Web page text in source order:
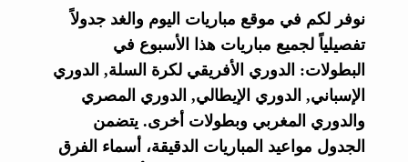
نوفر لكم في موقع مباريات اليوم والغد جدولاً
تفصيلياً لجميع مباريات هذا الأسبوع في
البطولات: الدوري الأفريقي لكرة السلة, الدوري
الإسباني, الدوري الإيطالي, الدوري المصري
والدوري المغربي وبطولات أخرى. يتضمن
الجدول مواعيد المباريات الدقيقة، أسماء الفرق